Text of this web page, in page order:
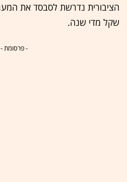
שקל מדי שנה.
- פרסומת -